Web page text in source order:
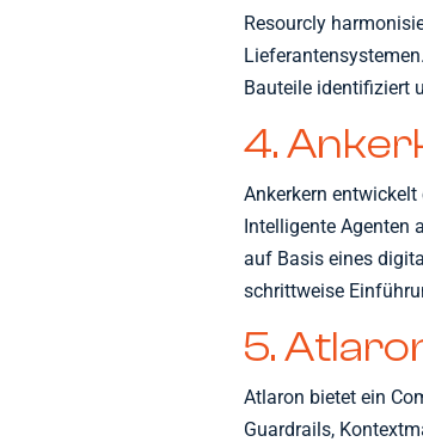
Resourcly
Bauteile identifiziert
4.
Ankerkern
Intelligente Agenten
auf Basis eines
schrittweise
5.
Atlaron bietet ein
Guardrails,